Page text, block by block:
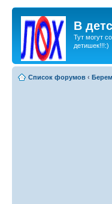
В
Тут могут
детишек!!!:)
Список форумов ‹